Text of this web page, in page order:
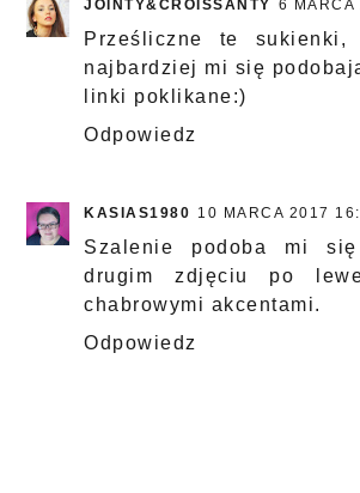
JOINTY&CROISSANTY 6
Prześliczne te sukienki,
najbardziej mi się
linki poklikane:)
Odpowiedz
KASIAS1980 10 MARCA 2017
Szalenie podoba mi
drugim zdjęciu po
chabrowymi akcentami.
Odpowiedz